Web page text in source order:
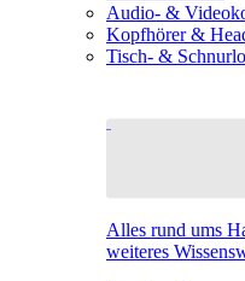
Audio- &
Kopfhörer &
Tisch- &
Alles rund ums
weiteres